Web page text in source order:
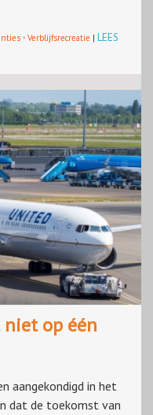
· Verblijfsrecreatie | LEES
niet op één
aangekondigd in het
dat de toekomst van